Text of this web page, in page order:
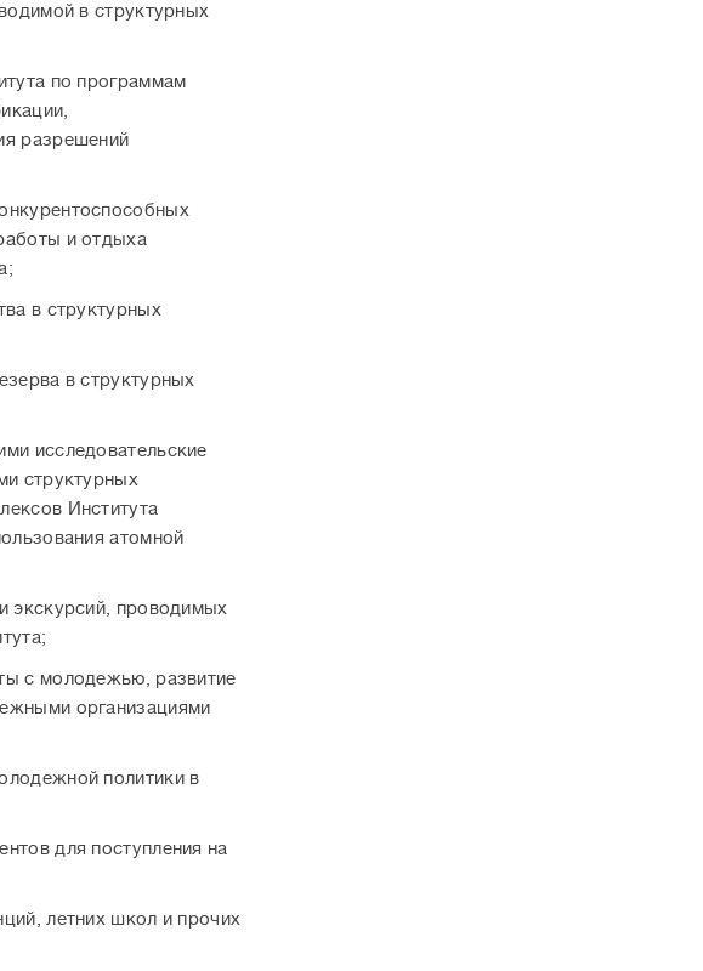
в структурных
по программам
разрешений
и отдыха
в структурных
в структурных
исследовательские
структурных
Института
атомной
экскурсий, проводимых
с молодежью, развитие
организациями
политики в
для поступления на
летних школ и прочих